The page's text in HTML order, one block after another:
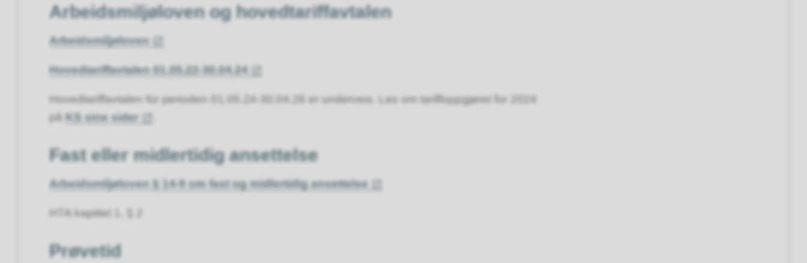
Arbeidsmiljøloven og hovedtariffavtalen
Arbeidsmiljøloven
Hovedtariffavtalen 01.05.22-30.04.24
Hovedtariffavtalen for perioden 01.05.24-30.04.26 er underveis. Les om tariffoppgjøret for 2024
på KS sine sider
Fast eller midlertidig ansettelse
Arbeidsmiljøloven § 14-9 om fast og midlertidig ansettelse
HTA kapittel 1, § 2
Prøvetid